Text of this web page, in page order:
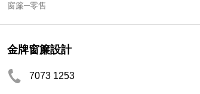
窗簾─零售
金牌窗簾設計
7073 1253